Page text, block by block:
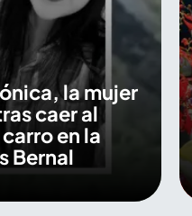
la mujer
caer al
en la
Bernal